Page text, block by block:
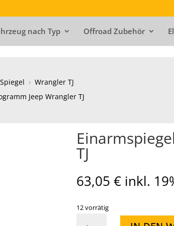
nach Typ Offroad Zubehör
Spiegel › Wrangler TJ
Jeep Wrangler TJ
TJ
63,05 € inkl.
12 vorrätig
Einarmspiegel-